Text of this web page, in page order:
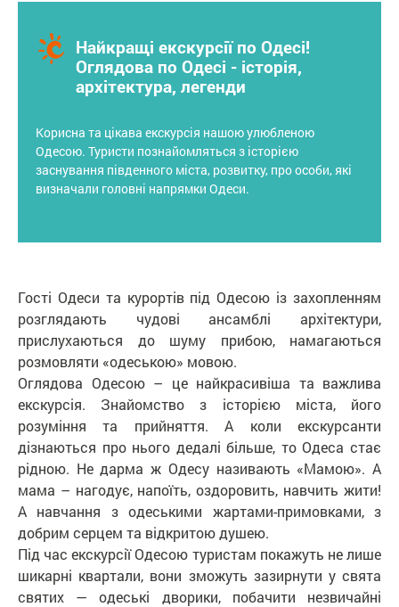
Найкращі екскурсії по Одесі!
Оглядова по Одесі - історія,
архітектура, легенди
Корисна та цікава екскурсія нашою улюбленою
Одесою. Туристи познайомляться з історією
заснування південного міста, розвитку, про особи, які
визначали головні напрямки Одеси.
Гості Одеси та курортів під Одесою із захопленням
розглядають чудові ансамблі архітектури,
прислухаються до шуму прибою, намагаються
розмовляти «одеською» мовою.
Оглядова Одесою – це найкрасивіша та важлива
екскурсія. Знайомство з історією міста, його
розуміння та прийняття. А коли екскурсанти
дізнаються про нього дедалі більше, то Одеса стає
рідною. Не дарма ж Одесу називають «Мамою». А
мама – нагодує, напоїть, оздоровить, навчить жити!
А навчання з одеськими жартами-примовками, з
добрим серцем та відкритою душею.
Під час екскурсії Одесою туристам покажуть не лише
шикарні квартали, вони зможуть зазирнути у свята
святих — одеські дворики, побачити незвичайні